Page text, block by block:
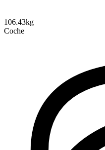
106.43kg
Coche